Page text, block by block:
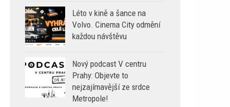
Léto v kině a šance na
Volvo. Cinema City odmění
každou návštěvu
Nový podcast V centru
Prahy: Objevte to
nejzajímavější ze srdce
Metropole!